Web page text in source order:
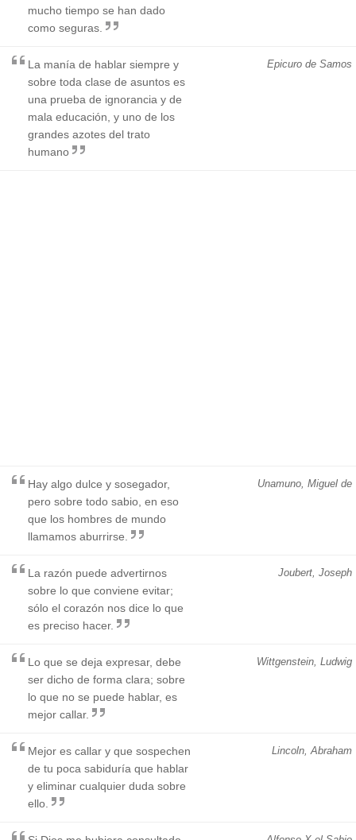
mucho tiempo se han dado
como seguras.
Epicuro de Samos
La manía de hablar siempre y
sobre toda clase de asuntos es
una prueba de ignorancia y de
mala educación, y uno de los
grandes azotes del trato
humano
Unamuno, Miguel de
Hay algo dulce y sosegador,
pero sobre todo sabio, en eso
que los hombres de mundo
llamamos aburrirse.
Joubert, Joseph
La razón puede advertirnos
sobre lo que conviene evitar;
sólo el corazón nos dice lo que
es preciso hacer.
Wittgenstein, Ludwig
Lo que se deja expresar, debe
ser dicho de forma clara; sobre
lo que no se puede hablar, es
mejor callar.
Lincoln, Abraham
Mejor es callar y que sospechen
de tu poca sabiduría que hablar
y eliminar cualquier duda sobre
ello.